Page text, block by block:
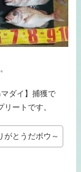
ダイ】捕獲で
ートです。
がとうだボウ～